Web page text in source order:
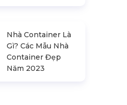
Nhà Container Là
Gì? Các Mẫu Nhà
Container Đẹp
Năm 2023